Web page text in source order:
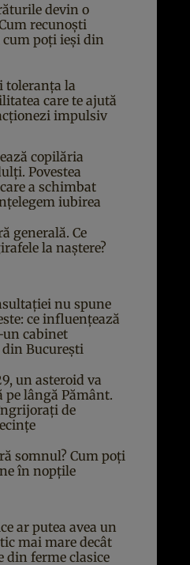
devin o
recunoști
poți ieși din
toleranța la
care te ajută
impulsiv
copilăria
Povestea
a schimbat
iubirea
generală. Ce
la naștere?
nu spune
ce influențează
cabinet
București
un asteroid va
pe lângă Pământ.
de
somnul? Cum poți
în nopțile
ar putea avea un
mai mare decât
din ferme clasice